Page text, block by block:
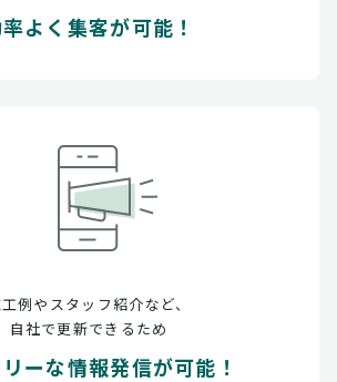
よく集客が可能！
例やスタッフ紹介など、
自社で更新できるため
ーな情報発信が可能！